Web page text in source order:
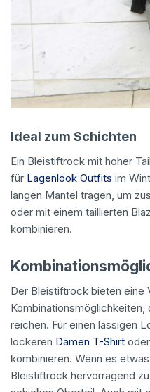
Ideal zum Schichten
Ein Bleistiftrock mit hoher
für Lagenlook Outfits im
langen Mantel tragen, um
oder mit einem taillierten
kombinieren.
Der Bleistiftrock bieten eine
Kombinationsmöglichkeiten,
reichen. Für einen lässigen
lockeren Damen T-Shirt
kombinieren. Wenn es
Bleistiftrock hervorragend